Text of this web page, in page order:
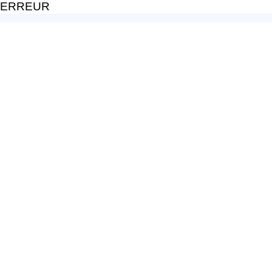
ERREUR